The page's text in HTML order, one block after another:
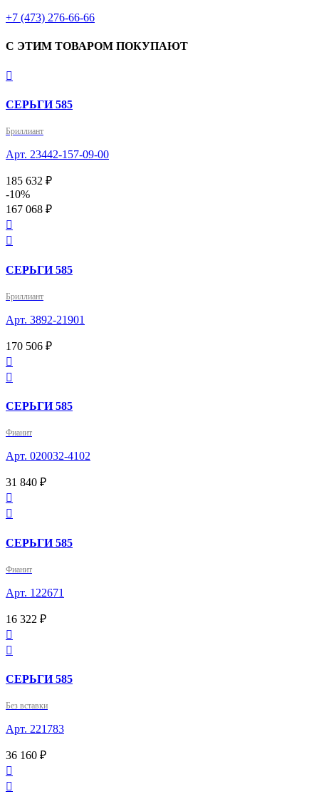
+7 (473) 276-66-66
С ЭТИМ ТОВАРОМ ПОКУПАЮТ

СЕРЬГИ 585
Бриллиант
Арт. 23442-157-09-00
185 632 ₽
-10%
167 068 ₽


СЕРЬГИ 585
Бриллиант
Арт. 3892-21901
170 506 ₽


СЕРЬГИ 585
Фианит
Арт. 020032-4102
31 840 ₽


СЕРЬГИ 585
Фианит
Арт. 122671
16 322 ₽


СЕРЬГИ 585
Без вставки
Арт. 221783
36 160 ₽

